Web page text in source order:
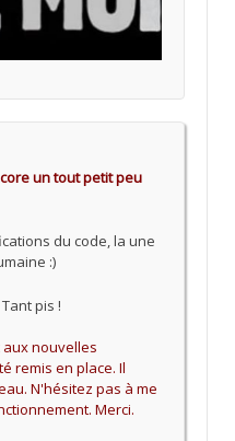
un tout petit peu
du code, la une
:)
pis !
nouvelles
remis en place. Il
N'hésitez pas à me
Merci.